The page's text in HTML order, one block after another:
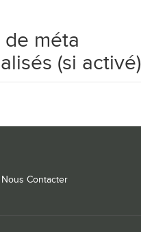
de méta
(si activé)
Nous Contacter